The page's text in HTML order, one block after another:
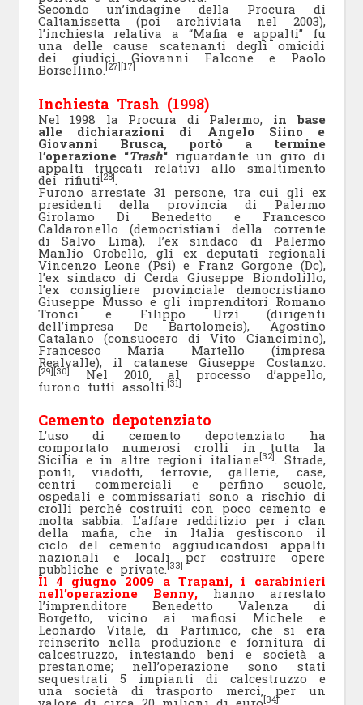
Secondo un’indagine della Procura di
Caltanissetta (poi archiviata nel 2003),
l’inchiesta relativa a “Mafia e appalti” fu
una delle cause scatenanti degli omicidi
dei giudici Giovanni Falcone e Paolo
Borsellino.[27][17]
Inchiesta Trash (1998)
Nel 1998 la Procura di Palermo, in base
alle dichiarazioni di Angelo Siino e
Giovanni Brusca, portò a termine
l’operazione “Trash“riguardante un giro di
appalti truccati relativi allo smaltimento
dei rifiuti[28]
Furono arrestate 31 persone, tra cui gli ex
presidenti della provincia di Palermo
Girolamo Di Benedetto e Francesco
Caldaronello (democristiani della corrente
di Salvo Lima), l’ex sindaco di Palermo
Manlio Orobello, gli ex deputati regionali
Vincenzo Leone (Psi) e Franz Gorgone (Dc),
l’ex sindaco di Cerda Giuseppe Biondolillo,
l’ex consigliere provinciale democristiano
Giuseppe Musso e gli imprenditori Romano
Tronci e Filippo Urzì (dirigenti
dell’impresa De Bartolomeis), Agostino
Catalano (consuocero di Vito Ciancimino),
Francesco Maria Martello (impresa
Realvalle), il catanese Giuseppe Costanzo.
[29][30] Nel 2010, al processo d’appello,
furono tutti assolti. [31]
Cemento depotenziato
L’uso di cemento depotenziato ha
comportato numerosi crolli in tutta la
Sicilia e in altre regioni italiane[32]. Strade,
ponti, viadotti, ferrovie, gallerie, case,
centri commerciali e perfino scuole,
ospedali e commissariati sono a rischio di
crolli perché costruiti con poco cemento e
molta sabbia. L’affare redditizio per i clan
della mafia, che in Italia gestiscono il
ciclo del cemento aggiudicandosi appalti
nazionali e locali per costruire opere
pubbliche e private.[33]
Il 4 giugno 2009 a Trapani, i carabinieri
nell’operazione Benny,hanno arrestato
l’imprenditore Benedetto Valenza di
Borgetto, vicino ai mafiosi Michele e
Leonardo Vitale, di Partinico, che si era
reinserito nella produzione e fornitura di
calcestruzzo, intestando beni e società a
prestanome; nell’operazione sono stati
sequestrati 5 impianti di calcestruzzo e
una società di trasporto merci, per un
[34]